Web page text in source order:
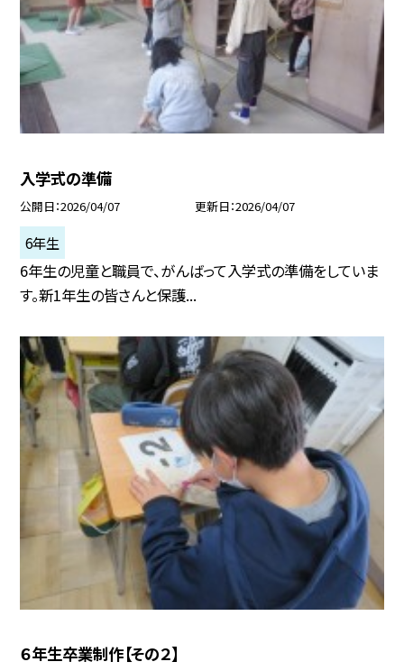
入学式の準備
公開日 2026/04/07 更新日 2026/04/07
6年生
6年生の児童と職員で、がんばって入学式の準備をしていま
す。新1年生の皆さんと保護...
６年生卒業制作【その２】